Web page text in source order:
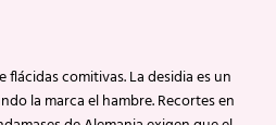
flácidas comitivas. La desidia es un
la marca el hambre. Recortes en